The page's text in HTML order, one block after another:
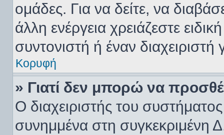
ομάδες. Για να δείτε, να
άλλη ενέργεια χρειάζεστε
συντονιστή ή έναν διαχειριστή
Κορυφή
» Γιατί δεν μπορώ να
Ο διαχειριστής του
συνημμένα στη συγκεκριμένη